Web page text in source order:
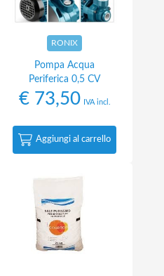
RONIX
Pompa Acqua
Periferica 0,5 CV
€73,50 IVA incl.
Aggiungi al carrello